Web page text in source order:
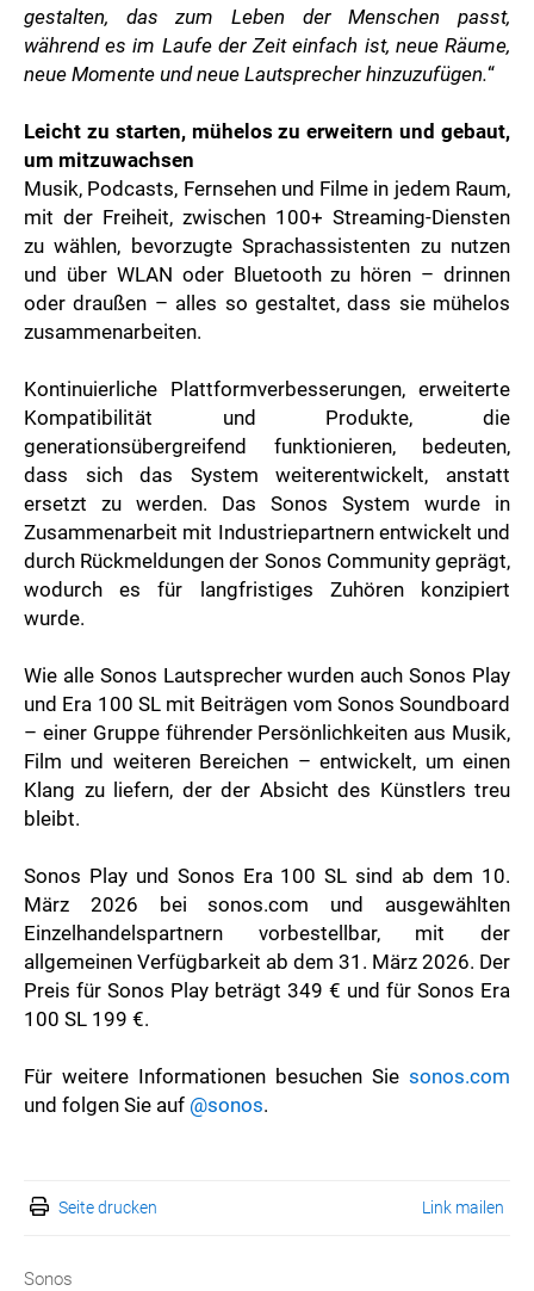
gestalten, das zum Leben der Menschen passt,
während es im Laufe der Zeit einfach ist, neue Räume,
neue Momente und neue Lautsprecher hinzuzufügen.“
Leicht zu starten, mühelos zu erweitern und gebaut,
um mitzuwachsen
Musik, Podcasts, Fernsehen und Filme in jedem Raum,
mit der Freiheit, zwischen 100+ Streaming-Diensten
zu wählen, bevorzugte Sprachassistenten zu nutzen
und über WLAN oder Bluetooth zu hören – drinnen
oder draußen – alles so gestaltet, dass sie mühelos
zusammenarbeiten.
Kontinuierliche Plattformverbesserungen, erweiterte
Kompatibilität und Produkte, die
generationsübergreifend funktionieren, bedeuten,
dass sich das System weiterentwickelt, anstatt
ersetzt zu werden. Das Sonos System wurde in
Zusammenarbeit mit Industriepartnern entwickelt und
durch Rückmeldungen der Sonos Community geprägt,
wodurch es für langfristiges Zuhören konzipiert
wurde.
Wie alle Sonos Lautsprecher wurden auch Sonos Play
und Era 100 SL mit Beiträgen vom Sonos Soundboard
– einer Gruppe führender Persönlichkeiten aus Musik,
Film und weiteren Bereichen – entwickelt, um einen
Klang zu liefern, der der Absicht des Künstlers treu
bleibt.
Sonos Play und Sonos Era 100 SL sind ab dem 10.
März 2026 bei sonos.com und ausgewählten
Einzelhandelspartnern vorbestellbar, mit der
allgemeinen Verfügbarkeit ab dem 31. März 2026. Der
Preis für Sonos Play beträgt 349 € und für Sonos Era
100 SL 199 €.
Für weitere Informationen besuchen Sie sonos.com
und folgen Sie auf @sonos.
Seite drucken Link mailen
Sonos